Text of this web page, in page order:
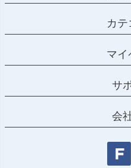
カテ
マイ
サ
会